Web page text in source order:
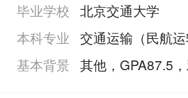
毕业学校 北京交通大学
本科专业 交通运输（民航运
基本背景 其他，GPA87.5